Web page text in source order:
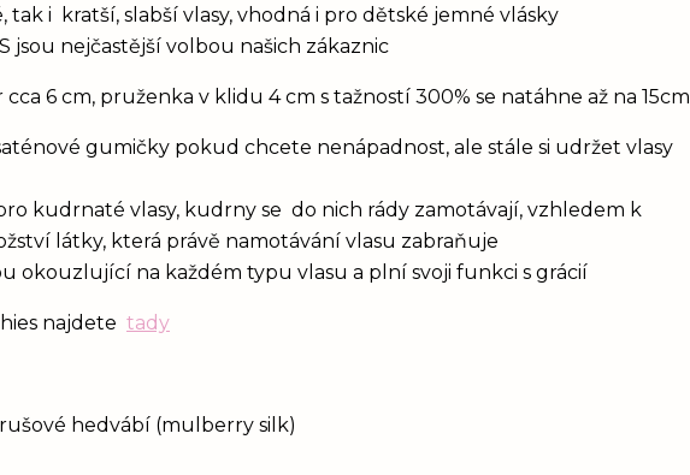
tak i kratší, slabší vlasy, vhodná i pro dětské jemné vlásky
jsou nejčastější volbou našich zákaznic
6 cm, pruženka v klidu 4 cm s tažností 300% se natáhne až na 15cm
gumičky pokud chcete nenápadnost, ale stále si udržet vlasy
kudrnaté vlasy, kudrny se do nich rády zamotávají, vzhledem k
látky, která právě namotávání vlasu zabraňuje
okouzlující na každém typu vlasu a plní svoji funkci s grácií
najdete tady
hedvábí (mulberry silk)